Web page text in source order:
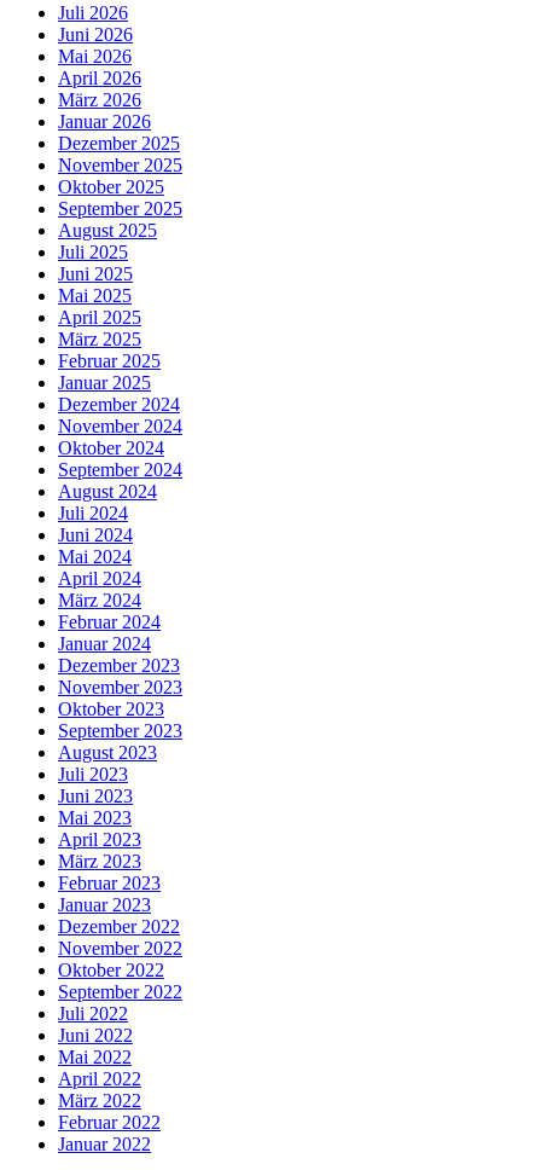
Juli 2026
Juni 2026
Mai 2026
April 2026
März 2026
Januar 2026
Dezember 2025
November 2025
Oktober 2025
September 2025
August 2025
Juli 2025
Juni 2025
Mai 2025
April 2025
März 2025
Februar 2025
Januar 2025
Dezember 2024
November 2024
Oktober 2024
September 2024
August 2024
Juli 2024
Juni 2024
Mai 2024
April 2024
März 2024
Februar 2024
Januar 2024
Dezember 2023
November 2023
Oktober 2023
September 2023
August 2023
Juli 2023
Juni 2023
Mai 2023
April 2023
März 2023
Februar 2023
Januar 2023
Dezember 2022
November 2022
Oktober 2022
September 2022
Juli 2022
Juni 2022
Mai 2022
April 2022
März 2022
Februar 2022
Januar 2022